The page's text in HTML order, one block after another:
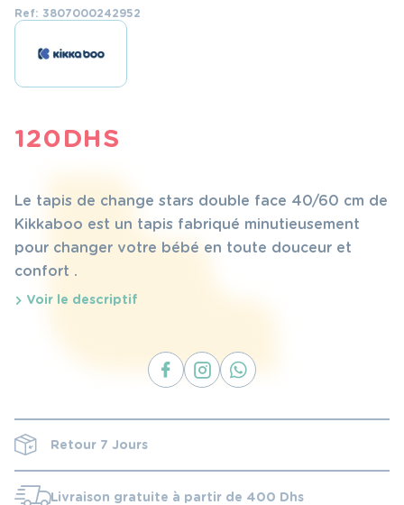
Ref: 3807000242952
120DHS
Le tapis de change stars double face 40/60 cm de
Kikkaboo est un tapis fabriqué minutieusement
pour changer votre bébé en toute douceur et
confort .
Voir le descriptif
Retour 7 Jours
Livraison gratuite à partir de 400 Dhs